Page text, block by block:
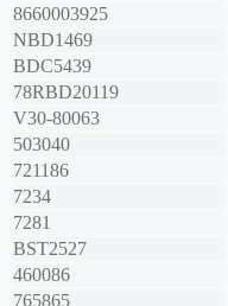
8660003925
NBD1469
BDC5439
78RBD20119
V30-80063
503040
721186
7234
7281
BST2527
460086
765865